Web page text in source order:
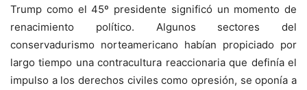
Trump como el 45º presidente significó un momento de
renacimiento político. Algunos sectores del
conservadurismo norteamericano habían propiciado por
largo tiempo una contracultura reaccionaria que definía el
impulso a los derechos civiles como opresión, se oponía a